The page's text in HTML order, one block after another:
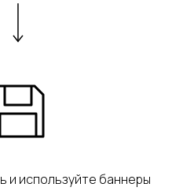
и используйте баннеры